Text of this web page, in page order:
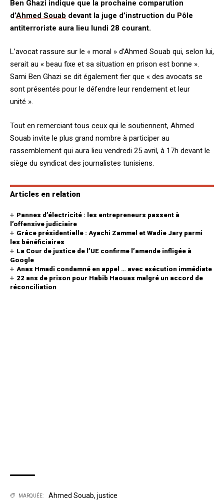
Ben Ghazi indique que la prochaine comparution
d’Ahmed Souab devant la juge d’instruction du Pôle
antiterroriste aura lieu lundi 28 courant.
L’avocat rassure sur le « moral » d’Ahmed Souab qui, selon lui,
serait au « beau fixe et sa situation en prison est bonne ».
Sami Ben Ghazi se dit également fier que « des avocats se
sont présentés pour le défendre leur rendement et leur
unité ».
Tout en remerciant tous ceux qui le soutiennent, Ahmed
Souab invite le plus grand nombre à participer au
rassemblement qui aura lieu vendredi 25 avril, à 17h devant le
siège du syndicat des journalistes tunisiens.
Articles en relation
Pannes d’électricité : les entrepreneurs passent à
l’offensive judiciaire
Grâce présidentielle : Ayachi Zammel et Wadie Jary parmi
les bénéficiaires
La Cour de justice de l’UE confirme l’amende infligée à
Google
Anas Hmadi condamné en appel … avec exécution immédiate
22 ans de prison pour Habib Haouas malgré un accord de
réconciliation
MARQUÉE: Ahmed Souab, justice